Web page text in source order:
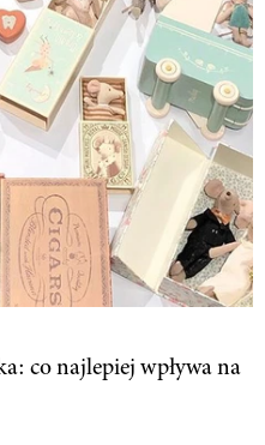
co najlepiej wpływa na